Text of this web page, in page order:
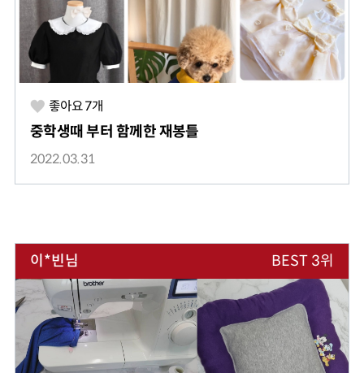
좋아요7개
중학생때 부터 함께한 재봉틀
2022.03.31
이*빈님 BEST 3위